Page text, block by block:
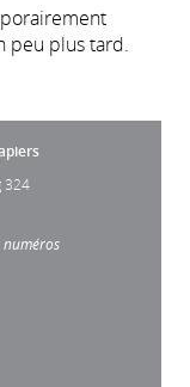
peu plus tard.
324
numéros